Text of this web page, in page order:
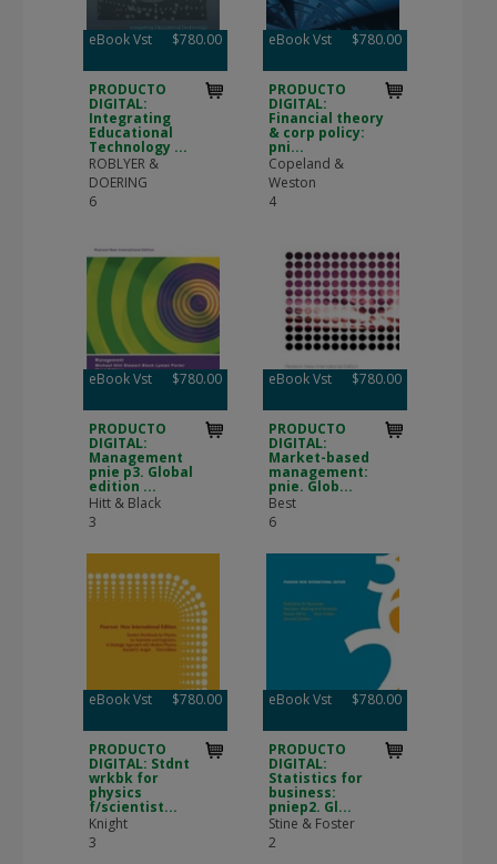
eBook Vst $780.00
PRODUCTO
DIGITAL:
Integrating
Educational
Technology ...
ROBLYER &
DOERING
6
eBook Vst $780.00
PRODUCTO
DIGITAL:
Financial theory
& corp policy:
pni...
Copeland &
Weston
4
eBook Vst $780.00
PRODUCTO
DIGITAL:
Management
pnie p3. Global
edition ...
Hitt & Black
3
eBook Vst $780.00
PRODUCTO
DIGITAL:
Market-based
management:
pnie. Glob...
Best
6
eBook Vst $780.00
PRODUCTO
DIGITAL: Stdnt
wrkbk for
physics
f/scientist...
Knight
3
eBook Vst $780.00
PRODUCTO
DIGITAL:
Statistics for
business:
pniep2. Gl...
Stine & Foster
2